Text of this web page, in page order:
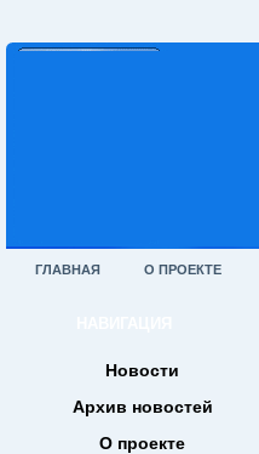
ГЛАВНАЯ О ПРОЕКТЕ
Новости
Архив новостей
О проекте